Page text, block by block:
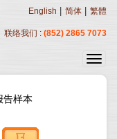
English 简体 繁體
联络我们 : (852) 2865 7073
告样本